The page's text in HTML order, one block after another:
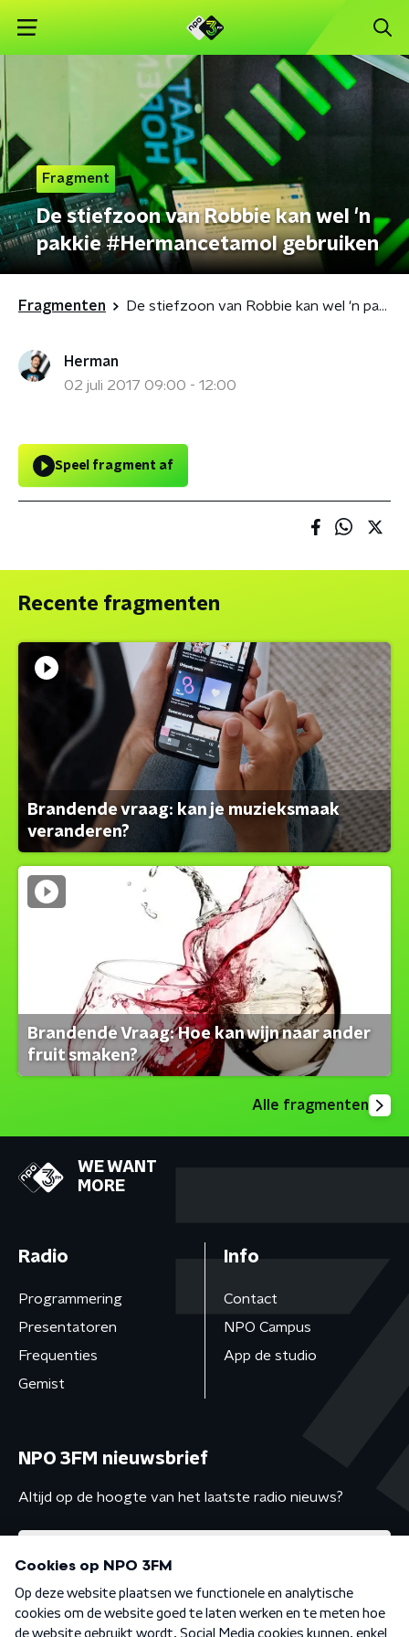
Fragment
De stiefzoon van Robbie kan wel 'n
pakkie #Hermancetamol gebruiken
Fragmenten De stiefzoon van Robbie kan wel 'n pakkie #Hermancetamol gebruiken
Herman
02 juli 2017 09:00 - 12:00
Speel fragment af
Recente fragmenten
Brandende vraag: kan je muzieksmaak
veranderen?
Brandende Vraag: Hoe kan wijn naar ander
fruit smaken?
Alle fragmenten
WE WANT
MORE
Radio
Programmering
Presentatoren
Frequenties
Gemist
Info
Contact
NPO Campus
App de studio
NPO 3FM nieuwsbrief
Altijd op de hoogte van het laatste radio nieuws?